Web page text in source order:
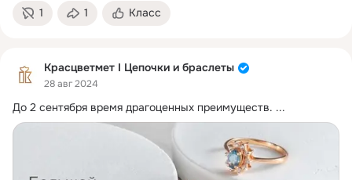
1 1 Класс
Красцветмет I Цепочки и браслеты
28 авг 2024
До 2 сентября время драгоценных преимуществ. ...